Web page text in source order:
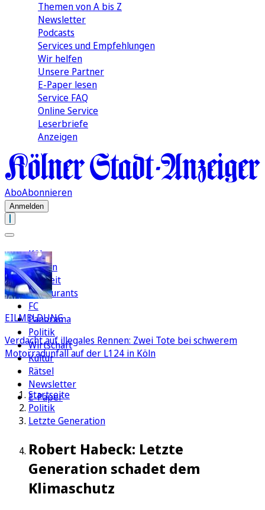
Themen von A bis Z
Newsletter
Podcasts
Services und Empfehlungen
Wir helfen
Unsere Partner
E-Paper lesen
Service FAQ
Online Service
Leserbriefe
Anzeigen
AboAbonnieren
Anmelden
Köln
Region
Freizeit
Restaurants
FC
Panorama
Politik
Wirtschaft
Kultur
Rätsel
Newsletter
E-Paper
EILMELDUNG
Verdacht auf illegales Rennen: Zwei Tote bei schwerem
Motorradunfall auf der L124 in Köln
Startseite
Politik
Letzte Generation
Robert Habeck: Letzte
Generation schadet dem
Klimaschutz